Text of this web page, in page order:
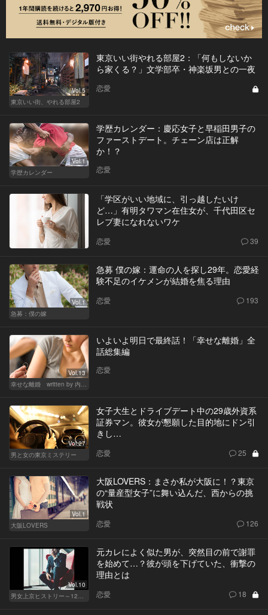
Vol.5
東京いい街、やれる部屋2
東京いい街やれる部屋2：「何もしないか
ら家くる？」文学部卒・神楽坂男との一夜
恋愛
Vol.1
学歴カレンダー
学歴カレンダー：慶応女子と早稲田男子の
ファーストデート。チェーン店は正解
か！？
恋愛
「学区がいい地域に、引っ越したいけ
ど…」有明タワマン在住女が、千代田区セ
レブ妻になれないワケ
恋愛 39
Vol.1
急募：僕の嫁
急募 僕の嫁：運命の人を探し29年。恋愛経
験不足のイケメンが結婚を焦る理由
恋愛 193
Vol.13
幸せな離婚 written by 内埜さくら
いよいよ明日で最終話！「幸せな離婚」全
話総集編
恋愛
Vol.27
男と女の東京ミステリー
女子大生とドライブデート中の29歳外資系
証券マン。彼女が懇願した目的地にドン引
きし…
恋愛 25
Vol.1
大阪LOVERS
大阪LOVERS：まさか私が大阪に！？東京
の“量産型女子”に舞い込んだ、西からの挑
戦状
恋愛 126
Vol.10
元カレによく似た男が、突然目の前で謝罪
を始めて…？彼が頭を下げていた、衝撃の
理由とは
恋愛 18